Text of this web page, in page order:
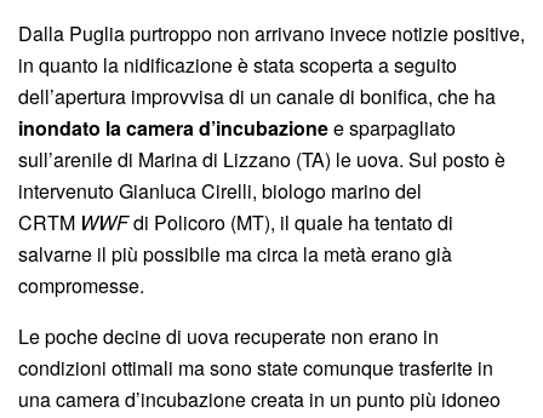
Dalla Puglia purtroppo non arrivano invece notizie positive,
in quanto la nidificazione è stata scoperta a seguito
dell’apertura improvvisa di un canale di bonifica, che ha
inondato la camera d’incubazionee sparpagliato
sull’arenile di Marina di Lizzano (TA) le uova. Sul posto è
intervenuto Gianluca Cirelli, biologo marino del
CRTM WWFdi Policoro (MT), il quale ha tentato di
salvarne il più possibile ma circa la metà erano già
compromesse.
Le poche decine di uova recuperate non erano in
condizioni ottimali ma sono state comunque trasferite in
una camera d’incubazione creata in un punto più idoneo